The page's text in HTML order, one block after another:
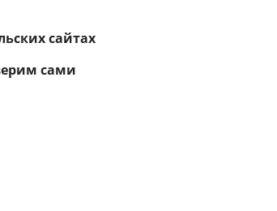
сайтах
сами